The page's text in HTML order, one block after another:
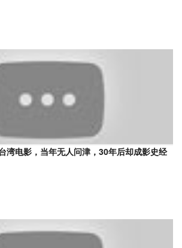
湾电影，当年无人问津，30年后却成影史经